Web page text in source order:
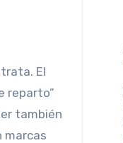
reparto”
también
marcas